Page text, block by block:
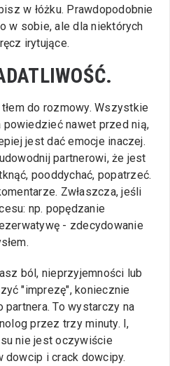
w łóżku. Prawdopodobnie
w sobie, ale dla niektórych
irytujące.
do rozmowy. Wszystkie
nawet przed nią,
jest dać emocje inaczej.
partnerowi, że jest
pooddychać, popatrzeć.
Zwłaszcza, jeśli
np. popędzanie
- zdecydowanie
ból, nieprzyjemności lub
"imprezę", koniecznie
To wystarczy na
przez trzy minuty. I,
nie jest oczywiście
dowcip i crack dowcipy.